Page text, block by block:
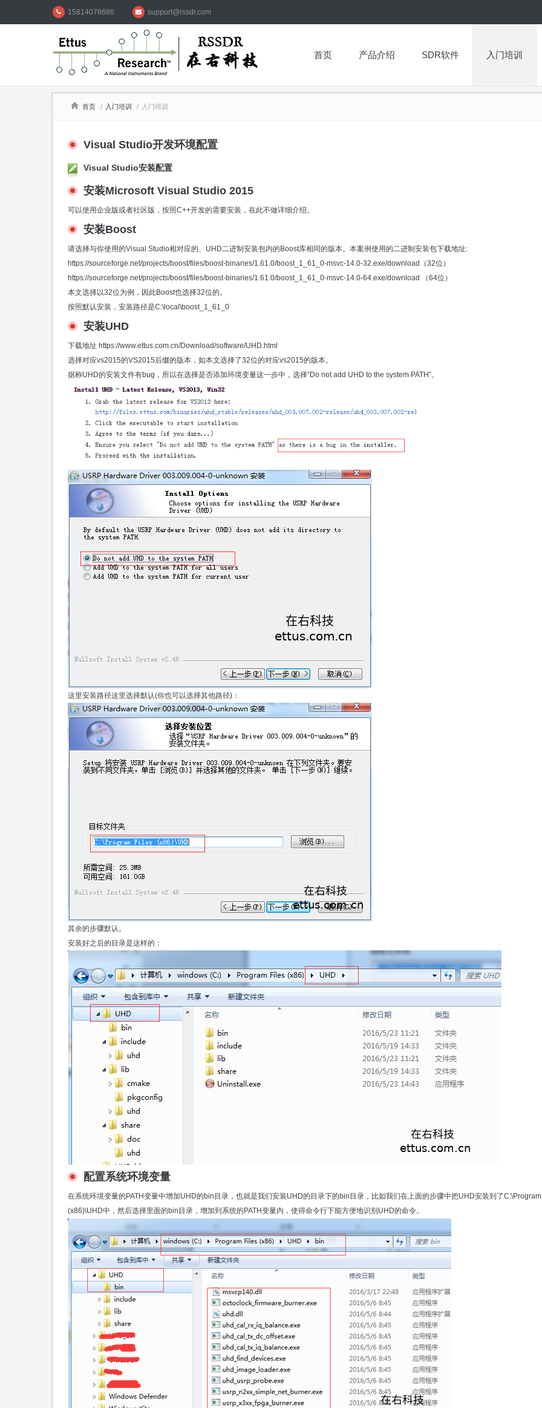
15814078686 support@rssdr.com
首页 产品介绍 SDR软件 入门培训
首页 / 入门培训 / 入门培训
Visual Studio开发环境配置
Visual Studio安装配置
安装Microsoft Visual Studio 2015
可以使用企业版或者社区版，按照C++开发的需要安装，在此不做详细介绍。
安装Boost
请选择与你使用的Visual Studio相对应的、UHD二进制安装包内的Boost库相同的版本。本案例使用的二进制安装包下载地址:
https://sourceforge.net/projects/boost/files/boost-binaries/1.61.0/boost_1_61_0-msvc-14.0-32.exe/download
（32位）
https://sourceforge.net/projects/boost/files/boost-binaries/1.61.0/boost_1_61_0-msvc-14.0-64.exe/download
（64位）
本文选择以32位为例，因此Boost也选择32位的。
按照默认安装，安装路径是C:\local\boost_1_61_0
安装UHD
下载地址 https://www.ettus.com.cn/Download/software/UHD.html
选择对应vs2015的VS2015后缀的版本，如本文选择了32位的对应vs2015的版本。
据称UHD的安装文件有bug，所以在选择是否添加环境变量这一步中，选择“Do not add UHD to the system PATH”。
这里安装路径这里选择默认(你也可以选择其他路径)：
其余的步骤默认。
安装好之后的目录是这样的：
配置系统环境变量
在系统环境变量的PATH变量中增加UHD的bin目录，也就是我们安装UHD的目录下的bin目录，比如我们在上面的步骤中把UHD安装到了
(x86)\UHD中，然后选择里面的bin目录，增加到系统的PATH变量内，使得命令行下能方便地识别UHD的命令。